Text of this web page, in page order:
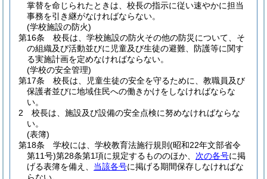
掌替を命じられたときは、校長の指示に従い速やかに担当
事務を引き継がなければならない。
(学校施設の防火)
第16条
校長は、学校施設の防火その他の防災について、そ
の組織及び活動並びに児童及び生徒の避難、防護等に関す
る実施計画を定めなければならない。
(学校の安全管理)
第17条
校長は、児童生徒の安全を守るために、教職員及び
保護者並びに地域住民への働きかけをしなければならな
い。
2
校長は、施設及び設備の安全点検に努めなければならな
い。
(表簿)
第18条
学校には、学校教育法施行規則 (昭和22年文部省令
第11号)第28条第1項に規定するもののほか、 次の各号に掲
げる表簿を備え、 当該各号に掲げる期間保存しなければな